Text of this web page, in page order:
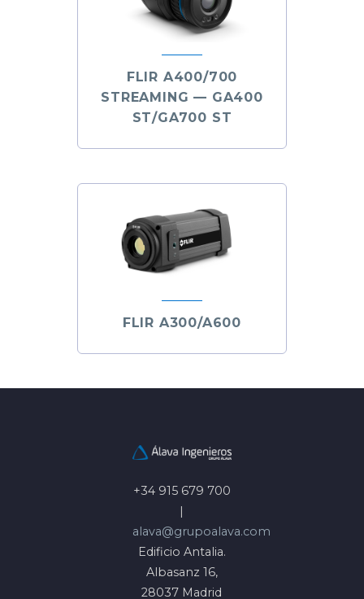
FLIR A400/700
STREAMING — GA400
ST/GA700 ST
FLIR A300/A600
+34 915 679 700
|
alava@grupoalava.com
Edificio Antalia.
Albasanz 16,
28037 Madrid